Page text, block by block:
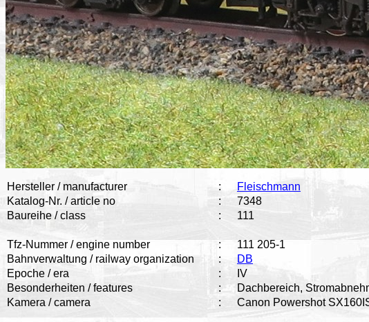
Hersteller / manufacturer :
Fleischmann
Katalog-Nr. / article no
:
7348
Baureihe / class
: 111
Tfz-Nummer / engine number :
111 205-1
Bahnverwaltung / railway organization
:
DB
Epoche / era
:
IV
Besonderheiten / features
: Dachbereich,
Kamera / camera
: Canon Powershot